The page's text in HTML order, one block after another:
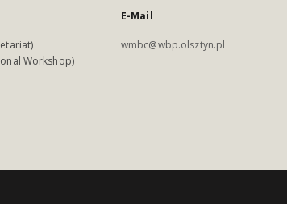
Workshop)
E-Mail
wmbc@wbp.olsztyn.pl